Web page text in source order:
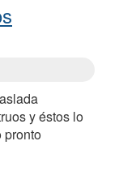
y éstos lo
pronto